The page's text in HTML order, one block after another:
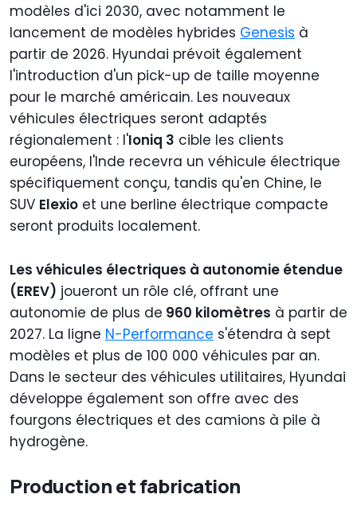
modèles d'ici 2030, avec notamment le
lancement de modèles hybrides Genesis à
partir de 2026. Hyundai prévoit également
l'introduction d'un pick-up de taille moyenne
pour le marché américain. Les nouveaux
véhicules électriques seront adaptés
régionalement : l'Ioniq 3 cible les clients
européens, l'Inde recevra un véhicule électrique
spécifiquement conçu, tandis qu'en Chine, le
SUV Elexio et une berline électrique compacte
seront produits localement.
Les véhicules électriques à autonomie étendue
(EREV) joueront un rôle clé, offrant une
autonomie de plus de 960 kilomètres à partir de
2027. La ligne N-Performance s'étendra à sept
modèles et plus de 100 000 véhicules par an.
Dans le secteur des véhicules utilitaires, Hyundai
développe également son offre avec des
fourgons électriques et des camions à pile à
hydrogène.
Production et fabrication